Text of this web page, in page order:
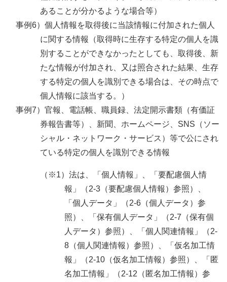
あることが分かるような場合等）
事例6）個人情報を取得後に当該情報に付加された個人
に関する情報（取得時に生存する特定の個人を識
別することができなかったとしても、取得後、新
たな情報が付加され、又は照合された結果、生存
する特定の個人を識別できる場合は、その時点で
個人情報に該当する。）
事例7）官報、電話帳、職員録、法定開示書類（有価証
券報告書等）、新聞、ホームページ、SNS（ソー
シャル・ネットワーク・サービス）等で公にされ
ている特定の個人を識別できる情報
（※1）法は、「個人情報」、「要配慮個人情
報」（2-3（要配慮個人情報）参照）、
「個人データ」（2-6（個人データ）参
照）、「保有個人データ」（2-7（保有個
人データ）参照）、「個人関連情報」（2-
8（個人関連情報）参照）、「仮名加工情
報」（2-10（仮名加工情報）参照）、「匿
名加工情報」（2-12（匿名加工情報）参